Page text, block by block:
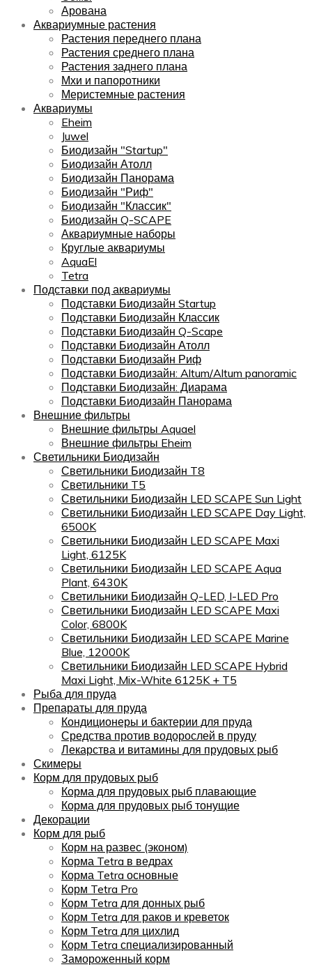
Арована
Аквариумные растения
Растения переднего плана
Растения среднего плана
Растения заднего плана
Мхи и папоротники
Меристемные растения
Аквариумы
Eheim
Juwel
Биодизайн "Startup"
Биодизайн Атолл
Биодизайн Панорама
Биодизайн "Риф"
Биодизайн "Классик"
Биодизайн Q-SCAPE
Аквариумные наборы
Круглые аквариумы
AquaEl
Tetra
Подставки под аквариумы
Подставки Биодизайн Startup
Подставки Биодизайн Классик
Подставки Биодизайн Q-Scape
Подставки Биодизайн Атолл
Подставки Биодизайн Риф
Подставки Биодизайн: Altum/Altum panoramic
Подставки Биодизайн: Диарама
Подставки Биодизайн Панорама
Внешние фильтры
Внешние фильтры Aquael
Внешние фильтры Eheim
Светильники Биодизайн
Светильники Биодизайн T8
Светильники T5
Светильники Биодизайн LED SCAPE Sun Light
Светильники Биодизайн LED SCAPE Day Light,
6500K
Светильники Биодизайн LED SCAPE Maxi
Light, 6125K
Светильники Биодизайн LED SCAPE Aqua
Plant, 6430K
Светильники Биодизайн Q-LED, I-LED Pro
Светильники Биодизайн LED SCAPE Maxi
Color, 6800K
Светильники Биодизайн LED SCAPE Marine
Blue, 12000K
Светильники Биодизайн LED SCAPE Hybrid
Maxi Light, Mix-White 6125K + T5
Рыба для пруда
Препараты для пруда
Кондиционеры и бактерии для пруда
Средства против водорослей в пруду
Лекарства и витамины для прудовых рыб
Скимеры
Корм для прудовых рыб
Корма для прудовых рыб плавающие
Корма для прудовых рыб тонущие
Декорации
Корм для рыб
Корм на развес (эконом)
Корма Tetra в ведрах
Корма Tetra основные
Корм Tetra Pro
Корм Tetra для донных рыб
Корм Tetra для раков и креветок
Корм Tetra для цихлид
Корм Tetra специализированный
Замороженный корм